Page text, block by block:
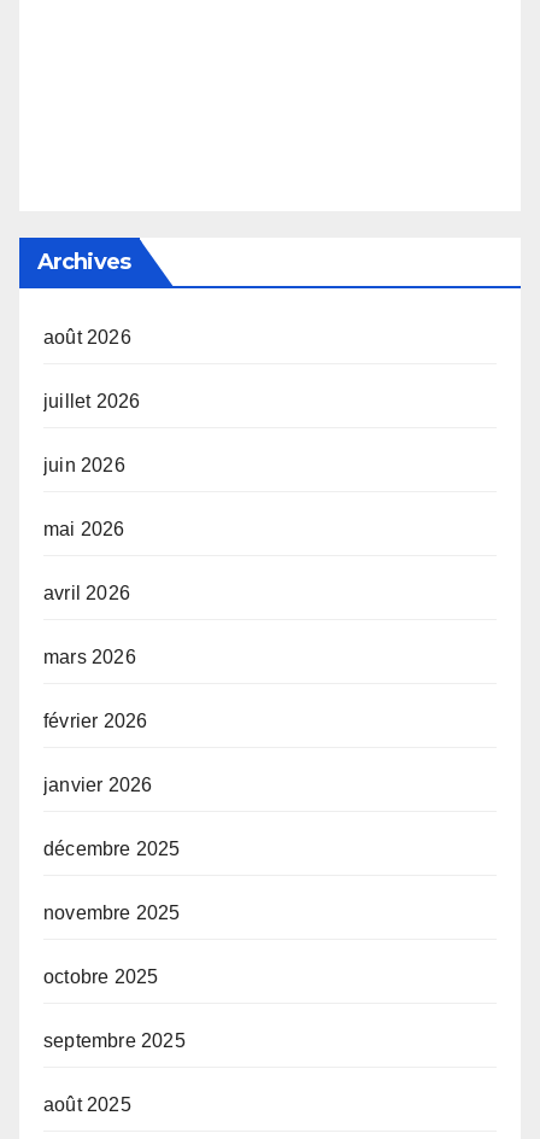
Archives
août 2026
juillet 2026
juin 2026
mai 2026
avril 2026
mars 2026
février 2026
janvier 2026
décembre 2025
novembre 2025
octobre 2025
septembre 2025
août 2025